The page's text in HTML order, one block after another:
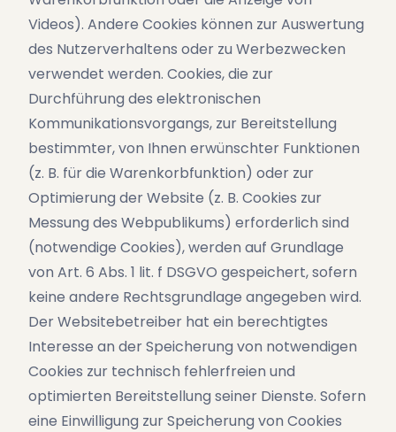
Videos). Andere Cookies können zur Auswertung
des Nutzerverhaltens oder zu Werbezwecken
verwendet werden. Cookies, die zur
Durchführung des elektronischen
Kommunikationsvorgangs, zur Bereitstellung
bestimmter, von Ihnen erwünschter Funktionen
(z. B. für die Warenkorbfunktion) oder zur
Optimierung der Website (z. B. Cookies zur
Messung des Webpublikums) erforderlich sind
(notwendige Cookies), werden auf Grundlage
von Art. 6 Abs. 1 lit. f DSGVO gespeichert, sofern
keine andere Rechtsgrundlage angegeben wird.
Der Websitebetreiber hat ein berechtigtes
Interesse an der Speicherung von notwendigen
Cookies zur technisch fehlerfreien und
optimierten Bereitstellung seiner Dienste. Sofern
eine Einwilligung zur Speicherung von Cookies